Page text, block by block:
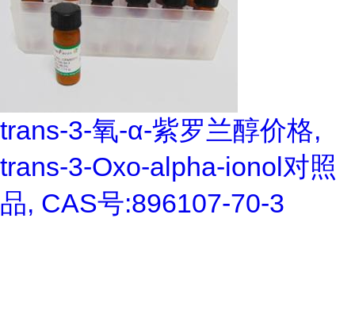
trans-3-氧-α-紫罗兰醇价格,
trans-3-Oxo-alpha-ionol对照
品, CAS号:896107-70-3